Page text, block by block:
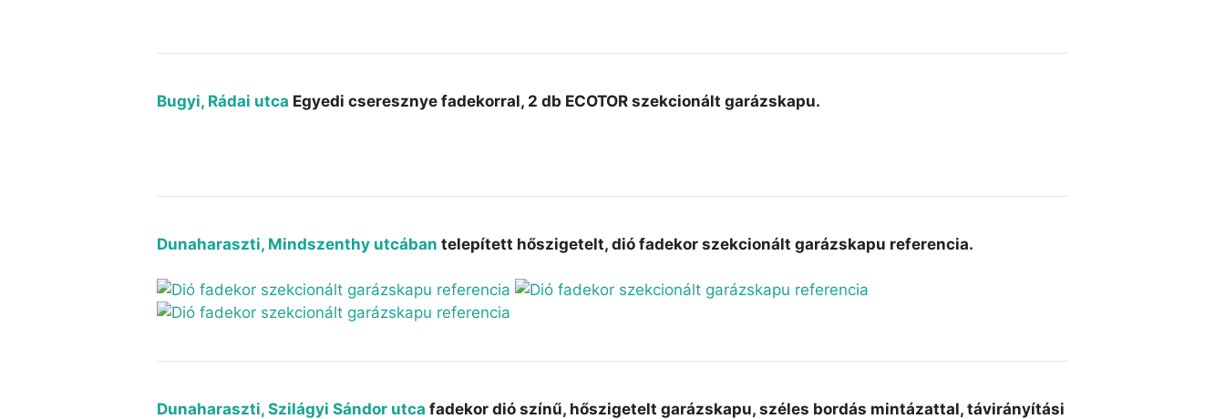
Bugyi, Rádai utca Egyedi cseresznye fadekorral, 2 db ECOTOR szekcionált garázskapu.
Dunaharaszti, Mindszenthy utcában telepített hőszigetelt, dió fadekor szekcionált garázskapu referencia.
Dunaharaszti, Szilágyi Sándor utca fadekor dió színű, hőszigetelt garázskapu, széles bordás mintázattal, távirányítási